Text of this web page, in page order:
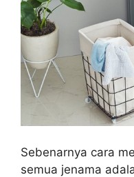
Sebenarnya cara
semua jenama